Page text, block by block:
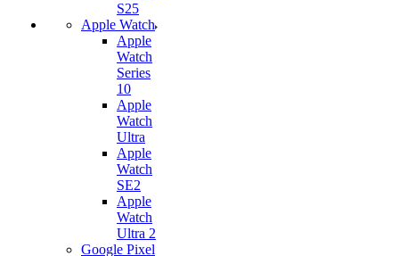
S25
Apple Watch
Apple
Watch
Series
10
Apple
Watch
Ultra
Apple
Watch
SE2
Apple
Watch
Ultra 2
Google Pixel